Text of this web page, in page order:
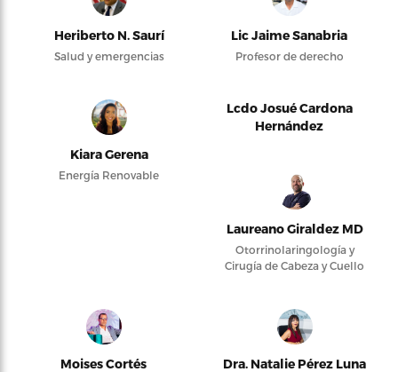
Heriberto N. Saurí
Salud y emergencias
Lic Jaime Sanabria
Profesor de derecho
Kiara Gerena
Energía Renovable
Lcdo Josué Cardona
Hernández
Laureano Giraldez MD
Otorrinolaringología y
Cirugía de Cabeza y Cuello
Moises Cortés Dra. Natalie Pérez Luna